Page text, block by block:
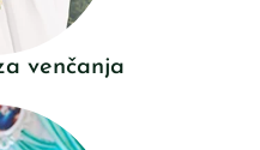
venčanja